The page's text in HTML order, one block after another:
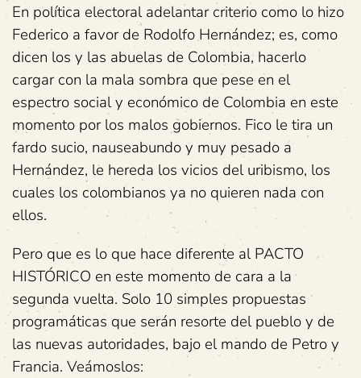
En política electoral adelantar criterio como lo hizo
Federico a favor de Rodolfo Hernández; es, como
dicen los y las abuelas de Colombia, hacerlo
cargar con la mala sombra que pese en el
espectro social y económico de Colombia en este
momento por los malos gobiernos. Fico le tira un
fardo sucio, nauseabundo y muy pesado a
Hernández, le hereda los vicios del uribismo, los
cuales los colombianos ya no quieren nada con
ellos.
Pero que es lo que hace diferente al PACTO
HISTÓRICO en este momento de cara a la
segunda vuelta. Solo 10 simples propuestas
programáticas que serán resorte del pueblo y de
las nuevas autoridades, bajo el mando de Petro y
Francia. Veámoslos: